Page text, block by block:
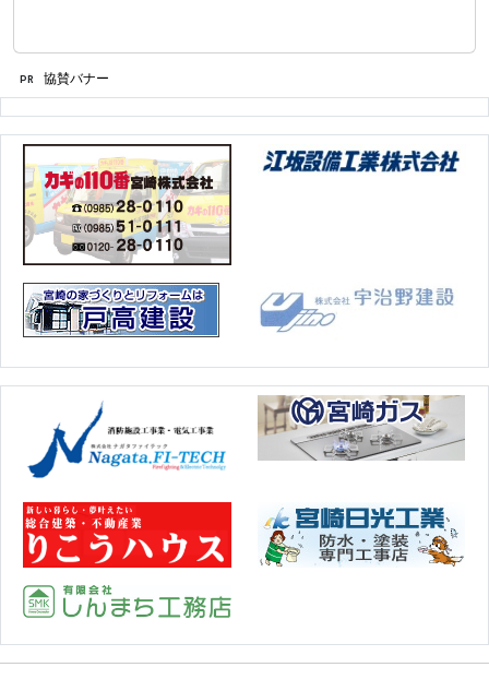
PR 協賛バナー